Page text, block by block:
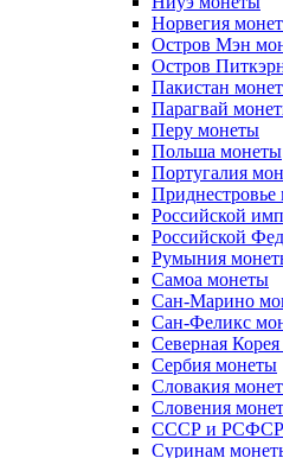
Норвегия
Остров Мэн
Остров
Пакистан
Парагвай
Перу монеты
Польша монеты
Португалия
Российской
Российской
Румыния
Самоа монеты
Сан-Марино
Сан-Феликс
Северная
Сербия монеты
Словакия
Словения
СССР и РСФСР
Суринам